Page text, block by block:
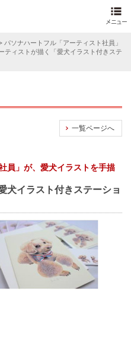
> パソナハートフル「アーティスト社員」
ティストが描く「愛犬イラスト付きステ
一覧ページへ
員」が、愛犬イラストを手描
犬イラスト付きステーショ